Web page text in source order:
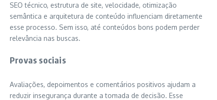
SEO técnico, estrutura de site, velocidade, otimização
semântica e arquitetura de conteúdo influenciam diretamente
esse processo. Sem isso, até conteúdos bons podem perder
relevância nas buscas.
Provas sociais
Avaliações, depoimentos e comentários positivos ajudam a
reduzir insegurança durante a tomada de decisão. Esse